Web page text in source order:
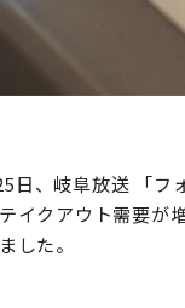
日、岐阜放送 「フ
イクアウト需要が
した。